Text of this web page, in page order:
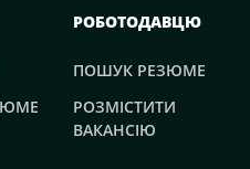
РОБОТОДАВЦЮ
ПОШУК РЕЗЮМЕ
РОЗМІСТИТИ
ВАКАНСІЮ